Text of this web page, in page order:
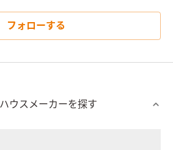
フォローする
ウスメーカーを探す